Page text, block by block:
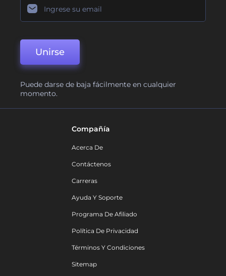
Unirse
Puede darse de baja fácilmente en cualquier
momento.
Compañía
Acerca De
Contáctenos
Carreras
Ayuda Y Soporte
Programa De Afiliado
Política De Privacidad
Términos Y Condiciones
Sitemap